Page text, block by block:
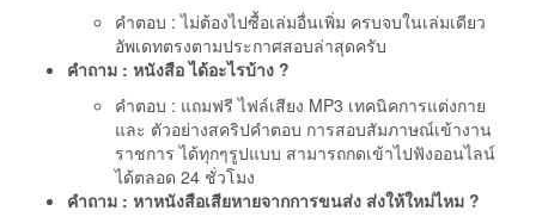
คำตอบ : ไม่ต้องไปซื้อเล่มอื่นเพิ่ม ครบจบในเล่มเดียว
อัพเดทตรงตามประกาศสอบล่าสุดครับ
คำถาม : หนังสือ ได้อะไรบ้าง ?
คำตอบ : แถมฟรี ไฟล์เสียง MP3 เทคนิคการแต่งกาย
และ ตัวอย่างสคริปคำตอบ การสอบสัมภาษณ์เข้างาน
ราชการ ได้ทุกๆรูปแบบ สามารถกดเข้าไปฟังออนไลน์
ได้ตลอด 24 ชั่วโมง
คำถาม : หาหนังสือเสียหายจากการขนส่ง ส่งให้ใหม่ไหม ?